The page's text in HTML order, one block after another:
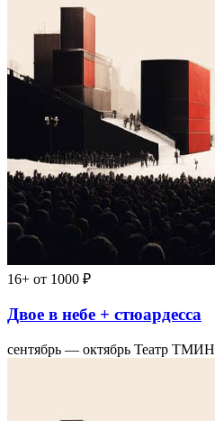
16+ от 1000 ₽
Двое в небе + стюардесса
сентябрь — октябрь Театр ТМИН